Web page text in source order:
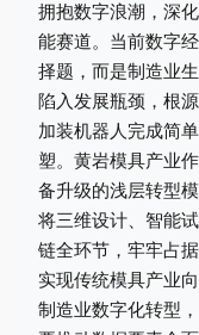
拥抱数字浪潮，深
能赛道。当前数字
择题，而是制造业
陷入发展瓶颈，根
加装机器人完成简
塑。黄岩模具产业
备升级的浅层转型
将三维设计、智能
链全环节，牢牢占
实现传统模具产业
制造业数字化转型